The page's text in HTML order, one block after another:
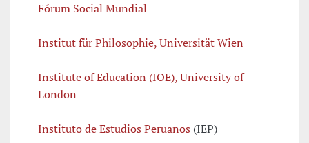
Fórum Social Mundial
Institut für Philosophie, Universität Wien
Institute of Education (IOE), University of
London
Instituto de Estudios Peruanos (IEP)